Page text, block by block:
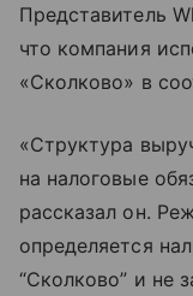
Представитель
что компания
«Сколково» в
«Структура
на налоговые
рассказал он.
определяется
“Сколково” и не